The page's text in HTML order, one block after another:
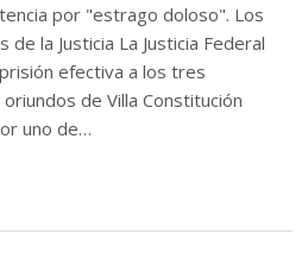
por "estrago doloso". Los
de la Justicia La Justicia Federal
efectiva a los tres
de Villa Constitución
uno de…